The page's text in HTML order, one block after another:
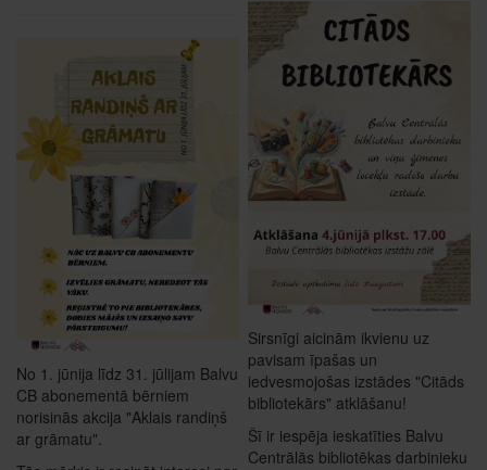
No 1. jūnija līdz 31. jūlijam Balvu
CB abonementā bērniem
norisinās akcija "Aklais randiņš
ar grāmatu".
Sirsnīgi aicinām ikvienu uz
pavisam īpašas un
iedvesmojošas izstādes "Citāds
bibliotekārs" atklāšanu!
Šī ir iespēja ieskatīties Balvu
Centrālās bibliotēkas darbinieku